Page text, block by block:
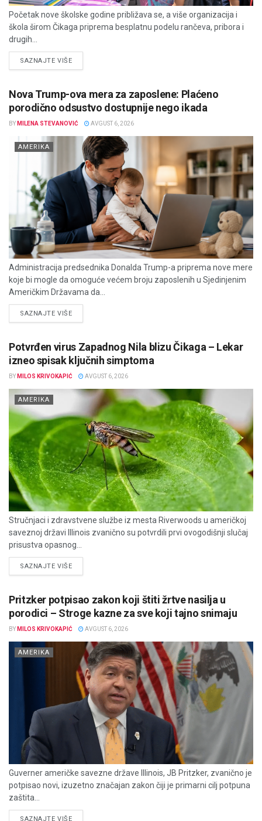
Početak nove školske godine približava se, a više organizacija i
škola širom Čikaga priprema besplatnu podelu rančeva, pribora i
drugih...
SAZNAJTE VIŠEDETAILS
Nova Trump-ova mera za zaposlene: Plaćeno
porodično odsustvo dostupnije nego ikada
BY MILENA STEVANOVIĆ AVGUST 6, 2026
AMERIKA
Administracija predsednika Donalda Trump-a priprema nove mere
koje bi mogle da omoguće većem broju zaposlenih u Sjedinjenim
Američkim Državama da...
SAZNAJTE VIŠEDETAILS
Potvrđen virus Zapadnog Nila blizu Čikaga – Lekar
izneo spisak ključnih simptoma
BY MILOS KRIVOKAPIĆ AVGUST 6, 2026
AMERIKA
Stručnjaci i zdravstvene službe iz mesta Riverwoods u američkoj
saveznoj državi Illinois zvanično su potvrdili prvi ovogodišnji slučaj
prisustva opasnog...
SAZNAJTE VIŠEDETAILS
Pritzker potpisao zakon koji štiti žrtve nasilja u
porodici – Stroge kazne za sve koji tajno snimaju
BY MILOS KRIVOKAPIĆ AVGUST 6, 2026
AMERIKA
Guverner američke savezne države Illinois, JB Pritzker, zvanično je
potpisao novi, izuzetno značajan zakon čiji je primarni cilj potpuna
zaštita...
SAZNAJTE VIŠEDETAILS